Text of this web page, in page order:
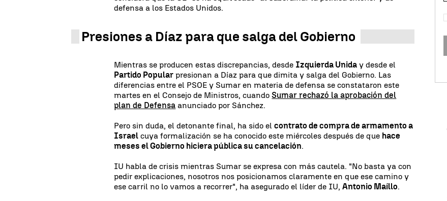
defensa a los Estados Unidos.
Presiones a Díaz para que salga del Gobierno
Mientras se producen estas discrepancias, desde Izquierda Unida y desde el
Partido Popular presionan a Díaz para que dimita y salga del Gobierno. Las
diferencias entre el PSOE y Sumar en materia de defensa se constataron este
martes en el Consejo de Ministros, cuandoSumar rechazó la aprobación del
plan de Defensa anunciado por Sánchez.
Pero sin duda, el detonante final, ha sido elcontrato de compra de armamento a
Israel cuya formalización se ha conocido este miércoles después de que hace
meses el Gobierno hiciera pública su cancelación.
IU habla de crisis mientras Sumar se expresa con más cautela. "No basta ya con
pedir explicaciones, nosotros nos posicionamos claramente en que ese camino y
ese carril no lo vamos a recorrer", ha asegurado el líder de IU,Antonio Maíllo.